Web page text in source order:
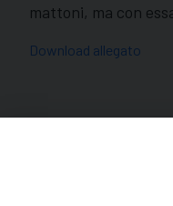
mattoni, ma con
Download allegato